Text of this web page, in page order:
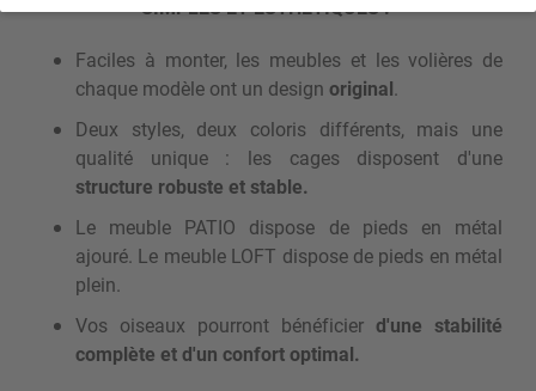
SIMPLES ET ESTHÉTIQUES :
Faciles à monter, les meubles et les volières de
chaque modèle ont un design original.
Deux styles, deux coloris différents, mais une
qualité unique : les cages disposent d'une
structure robuste et stable.
Le meuble PATIO dispose de pieds en métal
ajouré. Le meuble LOFT dispose de pieds en métal
plein.
Vos oiseaux pourront bénéficier d'une stabilité
complète et d'un confort optimal.